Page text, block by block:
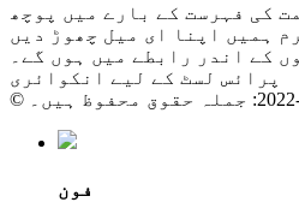
کی فہرست کے بارے میں پوچھ
ہمیں اپنا ای میل چھوڑ دیں
پرائس لسٹ کے لیے انکوائری
فون